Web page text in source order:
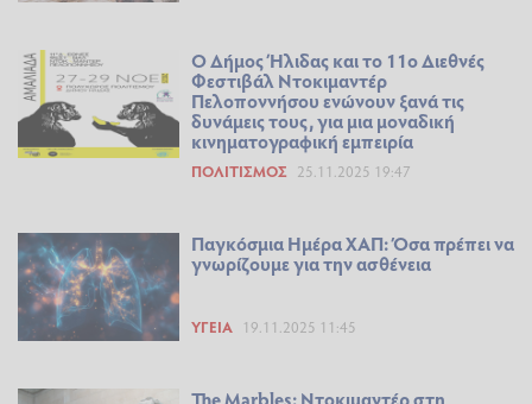
Ο Δήμος Ήλιδας και το 11ο Διεθνές
Φεστιβάλ Ντοκιμαντέρ
Πελοποννήσου ενώνουν ξανά τις
δυνάμεις τους, για μια μοναδική
κινηματογραφική εμπειρία
ΠΟΛΙΤΙΣΜΌΣ 25.11.2025 19:47
Παγκόσμια Ημέρα ΧΑΠ: Όσα πρέπει να
γνωρίζουμε για την ασθένεια
ΥΓΕΊΑ 19.11.2025 11:45
The Marbles: Ντοκιμαντέρ στη